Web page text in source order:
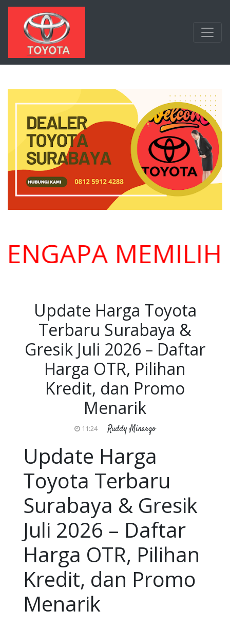
Langsung ke konten utama
MEMILIH
Update Harga Toyota
Terbaru Surabaya &
Gresik Juli 2026 – Daftar
Harga OTR, Pilihan
Kredit, dan Promo
Menarik
11:24 Ruddy Minargo
Update Harga
Toyota Terbaru
Surabaya & Gresik
Juli 2026 – Daftar
Harga OTR, Pilihan
Kredit, dan Promo
Menarik